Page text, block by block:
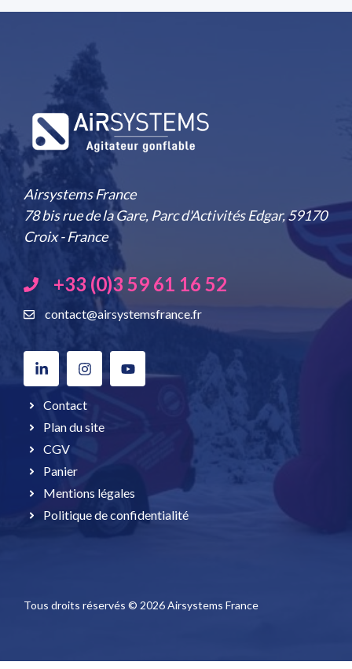
Airsystems France
78 bis rue de la Gare, Parc d'Activités Edgar, 59170
Croix - France
+33 (0)3 59 61 16 52
contact@airsystemsfrance.fr
Contact
Plan du site
CGV
Panier
Mentions légales
Politique de confidentialité
Tous droits réservés © 2026 Airsystems France